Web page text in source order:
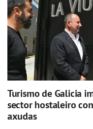
Turismo de Galicia
sector hostaleiro
axudas